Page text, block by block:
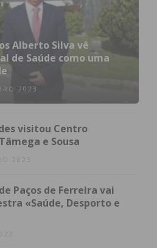
Alberto Silva vê
de Saúde como uma
2023
visitou Centro
e Sousa
2023
Paços de Ferreira vai
«Saúde, Desporto e